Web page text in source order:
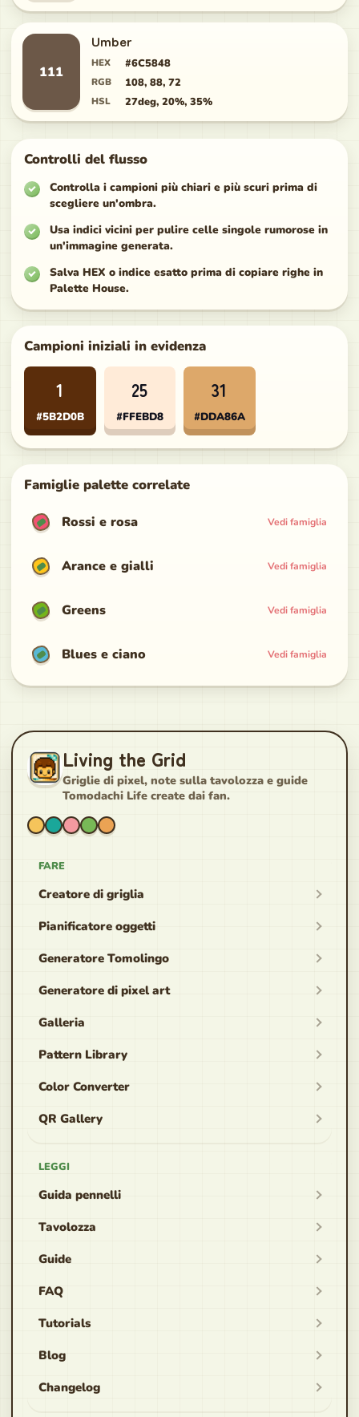
111
Umber
HEX #6C5848
RGB 108, 88, 72
HSL 27deg, 20%, 35%
Controlli del flusso
Controlla i campioni più chiari e più scuri prima di
scegliere un'ombra.
Usa indici vicini per pulire celle singole rumorose in
un'immagine generata.
Salva HEX o indice esatto prima di copiare righe in
Palette House.
Campioni iniziali in evidenza
1
#5B2D0B
25
#FFEBD8
31
#DDA86A
Famiglie palette correlate
Rossi e rosa Vedi famiglia
Arance e gialli Vedi famiglia
Greens Vedi famiglia
Blues e ciano Vedi famiglia
Living the Grid
Griglie di pixel, note sulla tavolozza e guide
Tomodachi Life create dai fan.
FARE
Creatore di griglia
Pianificatore oggetti
Generatore Tomolingo
Generatore di pixel art
Galleria
Pattern Library
Color Converter
QR Gallery
LEGGI
Guida pennelli
Tavolozza
Guide
FAQ
Tutorials
Blog
Changelog